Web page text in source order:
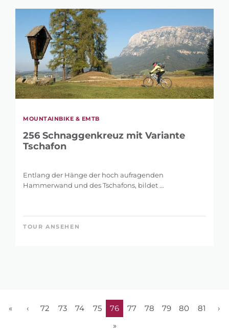
MOUNTAINBIKE & EMTB
256 Schnaggenkreuz mit Variante
Tschafon
Entlang der Hänge der hoch aufragenden
Hammerwand und des Tschafons, bildet ...
TOUR ANSEHEN
« ‹ 72 73 74 75 76 77 78 79 80 81
›
»